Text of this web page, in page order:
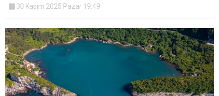
30 Kasım 2025 Pazar 19:49